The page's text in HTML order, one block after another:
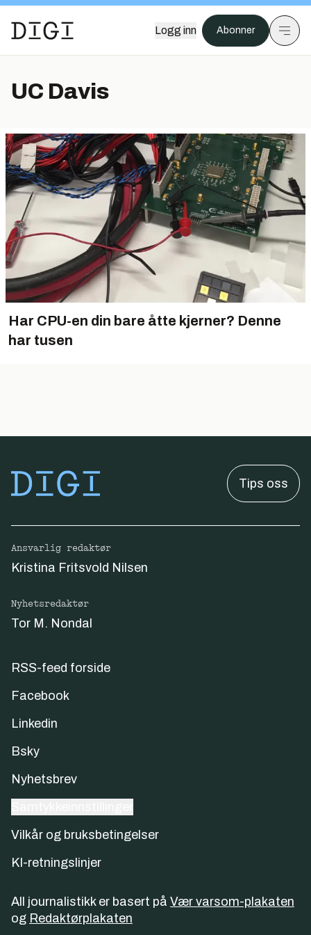
Logg inn Abonner
UC Davis
Har CPU-en din bare åtte kjerner? Denne
har tusen
Tips oss
Ansvarlig redaktør
Kristina Fritsvold Nilsen
Nyhetsredaktør
Tor M. Nondal
RSS-feed forside
Facebook
Linkedin
Bsky
Nyhetsbrev
Vilkår og bruksbetingelser
KI-retningslinjer
All journalistikk er basert på Vær varsom-plakaten
og Redaktørplakaten